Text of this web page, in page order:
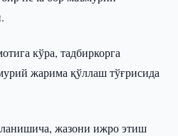
кўра, тадбиркорга
жарима қўллаш тўғрисида
жазони ижро этиш